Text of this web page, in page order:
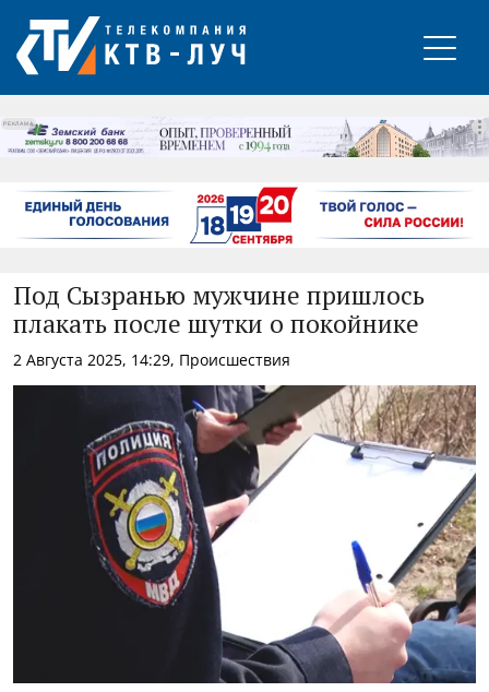
РЕКЛАМА
Под Сызранью мужчине пришлось
плакать после шутки о покойнике
2 Августа 2025, 14:29, Происшествия